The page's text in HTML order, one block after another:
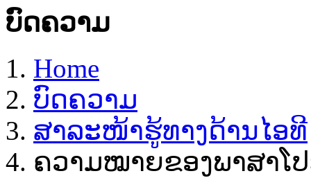
ບົດຄວາມ
Home
ບົດຄວາມ
ສາລະໜ້າຮູ້ທາງດ້ານໄອທີ
ຄວາມໝາຍຂອງພາສາໂ